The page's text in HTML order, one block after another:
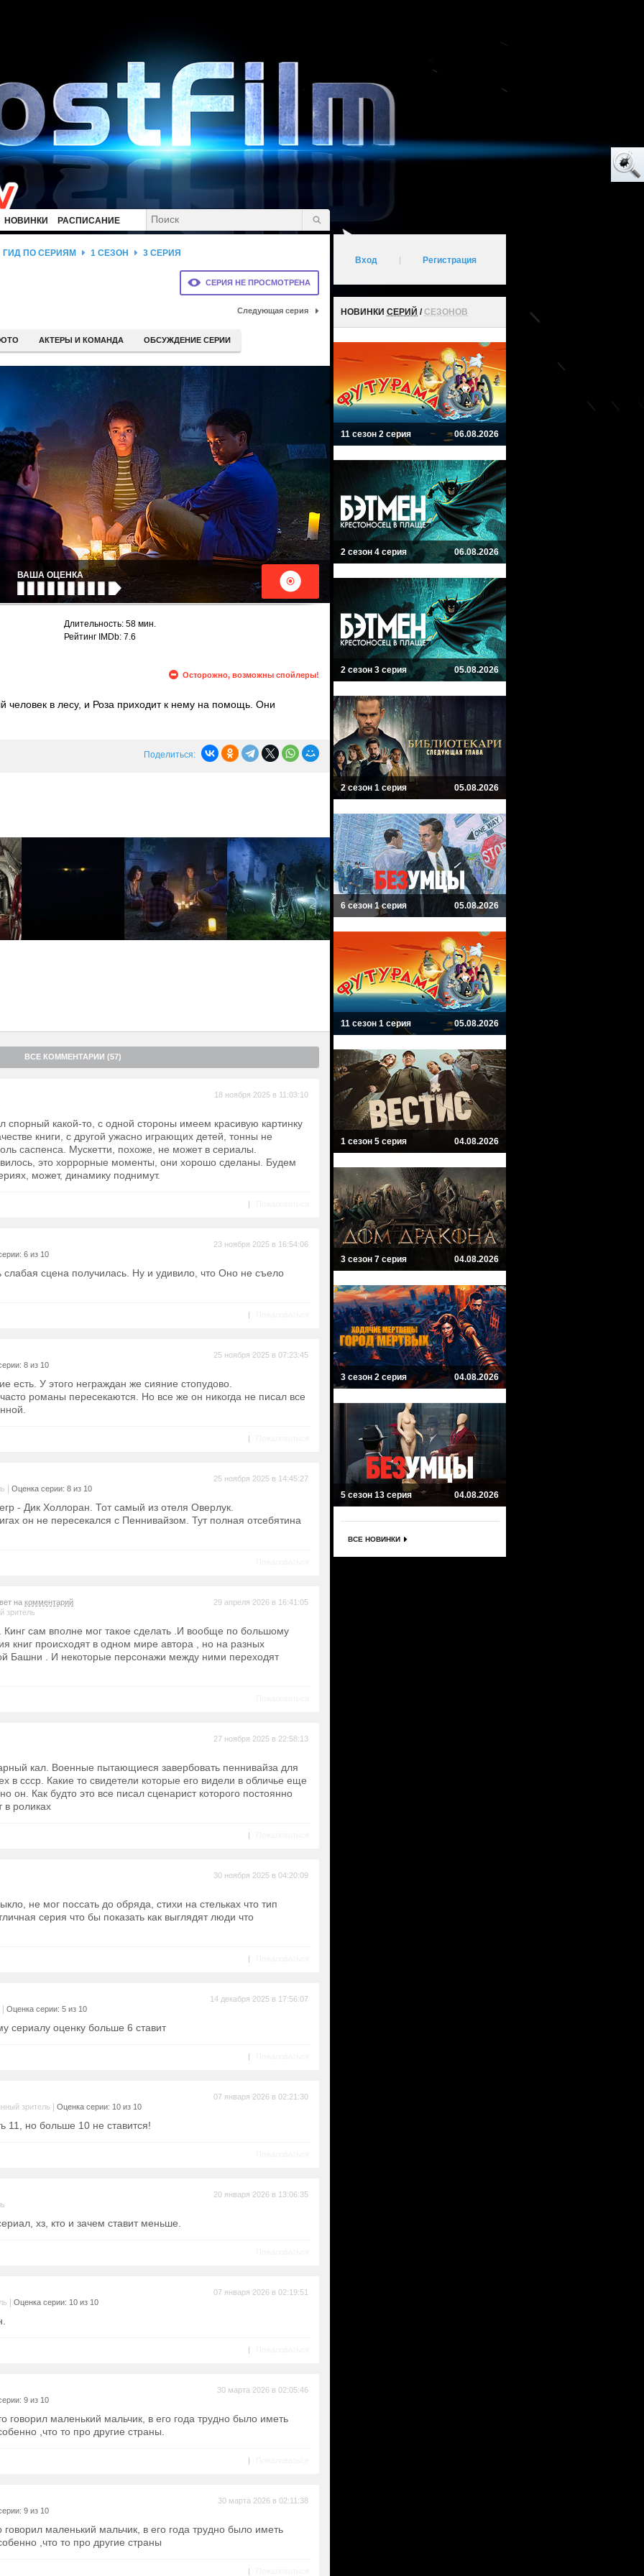
НОВИНКИ РАСПИСАНИЕ
СЕРИЯ НЕ ПРОСМОТРЕНА
ГИД ПО СЕРИЯМ 1 СЕЗОН 3 СЕРИЯ
Следующая серия
АКТЕРЫ И КОМАНДА ОБСУЖДЕНИЕ СЕРИИ
ВАША ОЦЕНКА
Длительность: 58 мин.
Рейтинг IMDb: 7.6
Осторожно, возможны спойлеры!
человек в лесу, и Роза приходит к нему на помощь. Они
Шоу уезжает из Дерри. В настоящее время Лилли и Ронни
Поделиться:
ВСЕ КОММЕНТАРИИ (57)
18 ноября 2025 в 11:03:10
спорный какой-то, с одной стороны имеем красивую картинку
книги, с другой ужасно играющих детей, тонны не
саспенса. Мускетти, похоже, не может в сериалы.
это хоррорные моменты, они хорошо сделаны. Будем
может, динамику поднимут.
|
6 из 10
23 ноября 2025 в 16:54:06
сцена получилась. Ну и удивило, что Оно не съело
|
8 из 10
25 ноября 2025 в 07:23:45
есть. У этого неграждан же сияние стопудово.
романы пересекаются. Но все же он никогда не писал все
|
Оценка серии: 8 из 10
25 ноября 2025 в 14:45:27
- Дик Холлоран. Тот самый из отеля Оверлук.
он не пересекался с Пеннивайзом. Тут полная отсебятина
на комментарий
зритель
29 апреля 2026 в 16:41:05
Кинг сам вполне мог такое сделать .И вообще по большому
книг происходят в одном мире автора , но на разных
Башни . И некоторые персонажи между ними переходят
27 ноября 2025 в 22:58:13
кал. Военные пытающиеся завербовать пеннивайза для
в ссср. Какие то свидетели которые его видели в обличье еще
он. Как будто это все писал сценарист которого постоянно
в роликах
|
30 ноября 2025 в 04:20:09
не мог поссать до обряда, стихи на стельках что тип
серия что бы показать как выглядят люди что
|
Оценка серии: 5 из 10
14 декабря 2025 в 17:56:07
сериалу оценку больше 6 ставит
|
зритель Оценка серии: 10 из 10
07 января 2026 в 02:21:30
11, но больше 10 не ставится!
20 января 2026 в 13:06:35
хз, кто и зачем ставит меньше.
Оценка серии: 10 из 10
07 января 2026 в 02:19:51
|
9 из 10
30 марта 2026 в 02:05:46
говорил маленький мальчик, в его года трудно было иметь
,что то про другие страны.
|
9 из 10
30 марта 2026 в 02:11:38
говорил маленький мальчик, в его года трудно было иметь
,что то про другие страны
|
Вход Регистрация
НОВИНКИ СЕРИЙ /СЕЗОНОВ
11 сезон 2 серия 06.08.2026
2 сезон 4 серия 06.08.2026
2 сезон 3 серия 05.08.2026
2 сезон 1 серия 05.08.2026
6 сезон 1 серия 05.08.2026
11 сезон 1 серия 05.08.2026
1 сезон 5 серия 04.08.2026
3 сезон 7 серия 04.08.2026
3 сезон 2 серия 04.08.2026
5 сезон 13 серия 04.08.2026
ВСЕ НОВИНКИ